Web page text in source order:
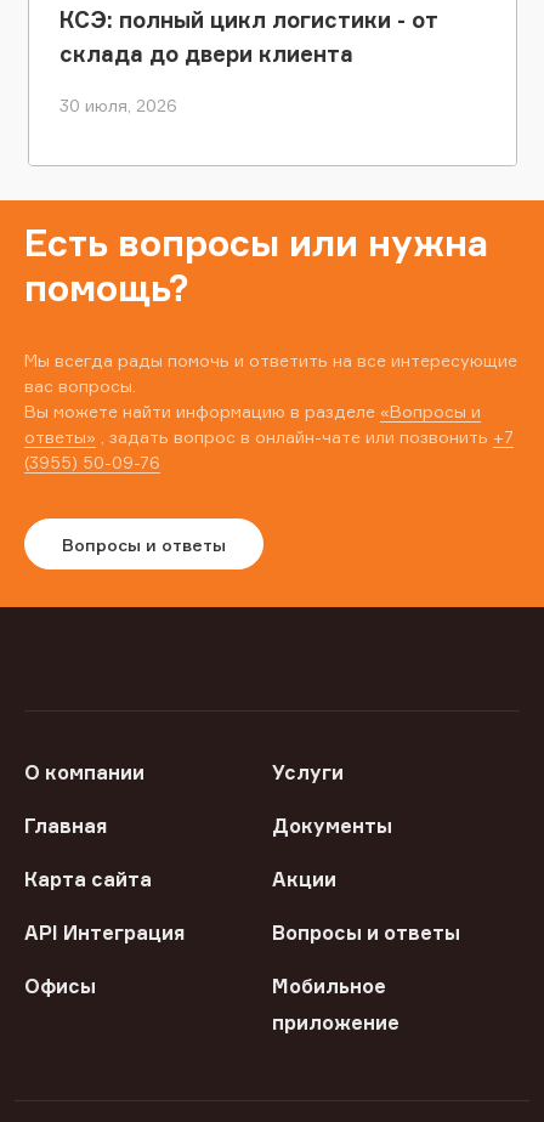
КСЭ: полный цикл логистики - от
склада до двери клиента
30 июля, 2026
Есть вопросы или нужна
помощь?
Мы всегда рады помочь и ответить на все интересующие
вас вопросы.
Вы можете найти информацию в разделе «Вопросы и
ответы» , задать вопрос в онлайн-чате или позвонить +7
(3955) 50-09-76
Вопросы и ответы
О компании Услуги
Главная Документы
Карта сайта Акции
API Интеграция Вопросы и ответы
Офисы
Мобильное
приложение